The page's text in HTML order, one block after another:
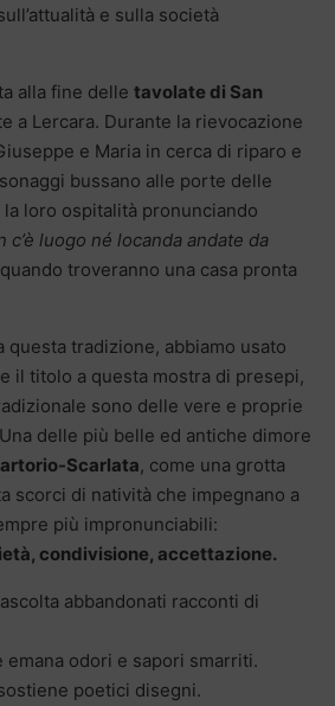
e sulla società
alla fine delle tavolate di San
a Lercara. Durante la rievocazione
e Maria in cerca di riparo e
bussano alle porte delle
loro ospitalità pronunciando
c’è luogo né locanda andate da
troveranno una casa pronta
questa tradizione, abbiamo usato
il titolo a questa mostra di presepi,
sono delle vere e proprie
delle più belle ed antiche dimore
Scarlata, come una grotta
scorci di natività che impegnano a
più impronunciabili:
condivisione, accettazione.
abbandonati racconti di
emana odori e sapori smarriti.
poetici disegni.